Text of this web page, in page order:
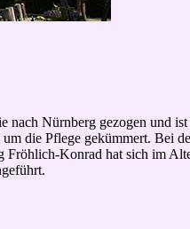
nach Nürnberg gezogen und
die Pflege gekümmert. Bei
Konrad hat sich im